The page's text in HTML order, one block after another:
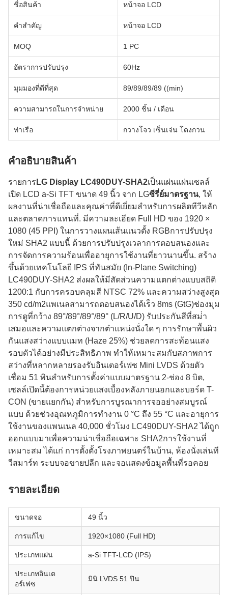
ชื่อสินค้า หน้าจอ LCD
คําสําคัญ หน้าจอ LCD
MOQ 1 PC
อัตราการปรับปรุง 60Hz
มุมมองที่ดีที่สุด 89/89/89/89 ((min)
ความสามารถในการจําหน่าย 2000 ชิ้น / เดือน
ท่าเรือ กวางโจว เซ็นเจ่น โดงกวน
คําอธิบายสินค้า
รายการ LG Display LC490DUY-SHA2เป็นแผ่นแผ่นเซลล์
เปิด LCD a-Si TFT ขนาด 49 นิ้ว จาก LGซีรี่ย์มาตรฐาน, ให้
ผลงานที่น่าเชื่อถือและคุณค่าที่ดีเยี่ยมสําหรับการผลิตทีวีหลัก
และตลาดการแทนที่. มีความละเอียด Full HD ของ 1920 ×
1080 (45 PPI) ในการวางแผนเส้นแนวตั้ง RGBการปรับปรุง
ใหม่ SHA2 แบบนี้ ด้วยการปรับปรุงเวลาการตอบสนองและ
การจัดการความร้อนเพื่ออายุการใช้งานที่ยาวนานขึ้น. สร้าง
ขึ้นด้วยเทคโนโลยี IPS ที่ทันสมัย (In-Plane Switching)
LC490DUY-SHA2 ส่งผลให้มีสัดส่วนความแตกต่างแบบสถิติ
1200:1 กับการครอบคลุมสี NTSC 72% และความสว่างสูงสุด
350 cd/m2แพเนลสามารถตอบสนองได้เร็ว 8ms (GtG)ช่องมุม
การดูที่กว้าง 89°/89°/89°/89° (L/R/U/D) รับประกันสีที่สม่ํา
เสมอและความแตกต่างจากตําแหน่งนั่งใด ๆ การรักษาพื้นผิว
กันแสงสว่างแบบแมท (Haze 25%) ช่วยลดการสะท้อนแสง
รอบตัวได้อย่างมีประสิทธิภาพ ทําให้เหมาะสมกับสภาพการ
สว่างที่หลากหลายรองรับอินเตอร์เฟซ Mini LVDS ด้วยตัว
เชื่อม 51 พินสําหรับการตั้งค่าแบบมาตรฐาน 2-ช่อง 8 บิต,
เซลล์เปิดนี้ต้องการหน่วยแสงเบื้องหลังภายนอกและบอร์ด T-
CON (ขายแยกกัน) สําหรับการบูรณาการจออย่างสมบูรณ์
แบบ ด้วยช่วงอุณหภูมิการทํางาน 0 °C ถึง 55 °C และอายุการ
ใช้งานของแพนเนล 40,000 ชั่วโมง LC490DUY-SHA2 ได้ถูก
ออกแบบมาเพื่อความน่าเชื่อถือเฉพาะ SHA2การใช้งานที่
เหมาะสม ได้แก่ การตั้งตั้งโรงภาพยนตร์ในบ้าน, ห้องนั่งเล่นที
วีสมาร์ท ระบบจอขายปลีก และจอแสดงข้อมูลพื้นที่รอคอย
รายละเอียด
ขนาดจอ 49 นิ้ว
การแก้ไข 1920×1080 (Full HD)
ประเภทแผ่น a-Si TFT-LCD (IPS)
ประเภทอินเต
อร์เฟซ
มินิ LVDS 51 ปิน